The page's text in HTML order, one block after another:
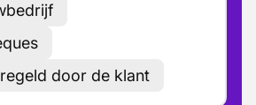
door de klant